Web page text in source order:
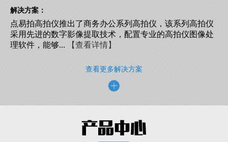
解决方案：
点易拍高拍仪推出了商务办公系列高拍仪，该系列高拍仪
采用先进的数字影像提取技术，配置专业的高拍仪图像处
理软件，能够...【查看详情】
查看更多解决方案